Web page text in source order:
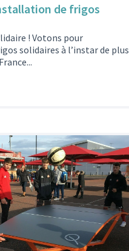
de frigos
! Votons pour
solidaires à l’instar de plus